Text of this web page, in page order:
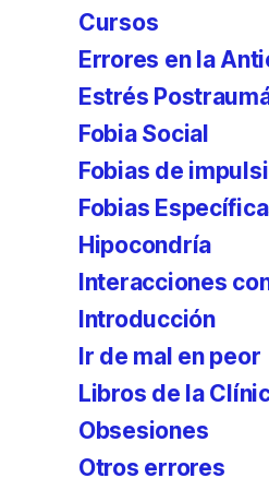
Cursos
Errores en la
Estrés
Fobia Social
Fobias de
Fobias
Hipocondría
Interacciones
Introducción
Ir de mal en peor
Libros de la
Obsesiones
Otros errores